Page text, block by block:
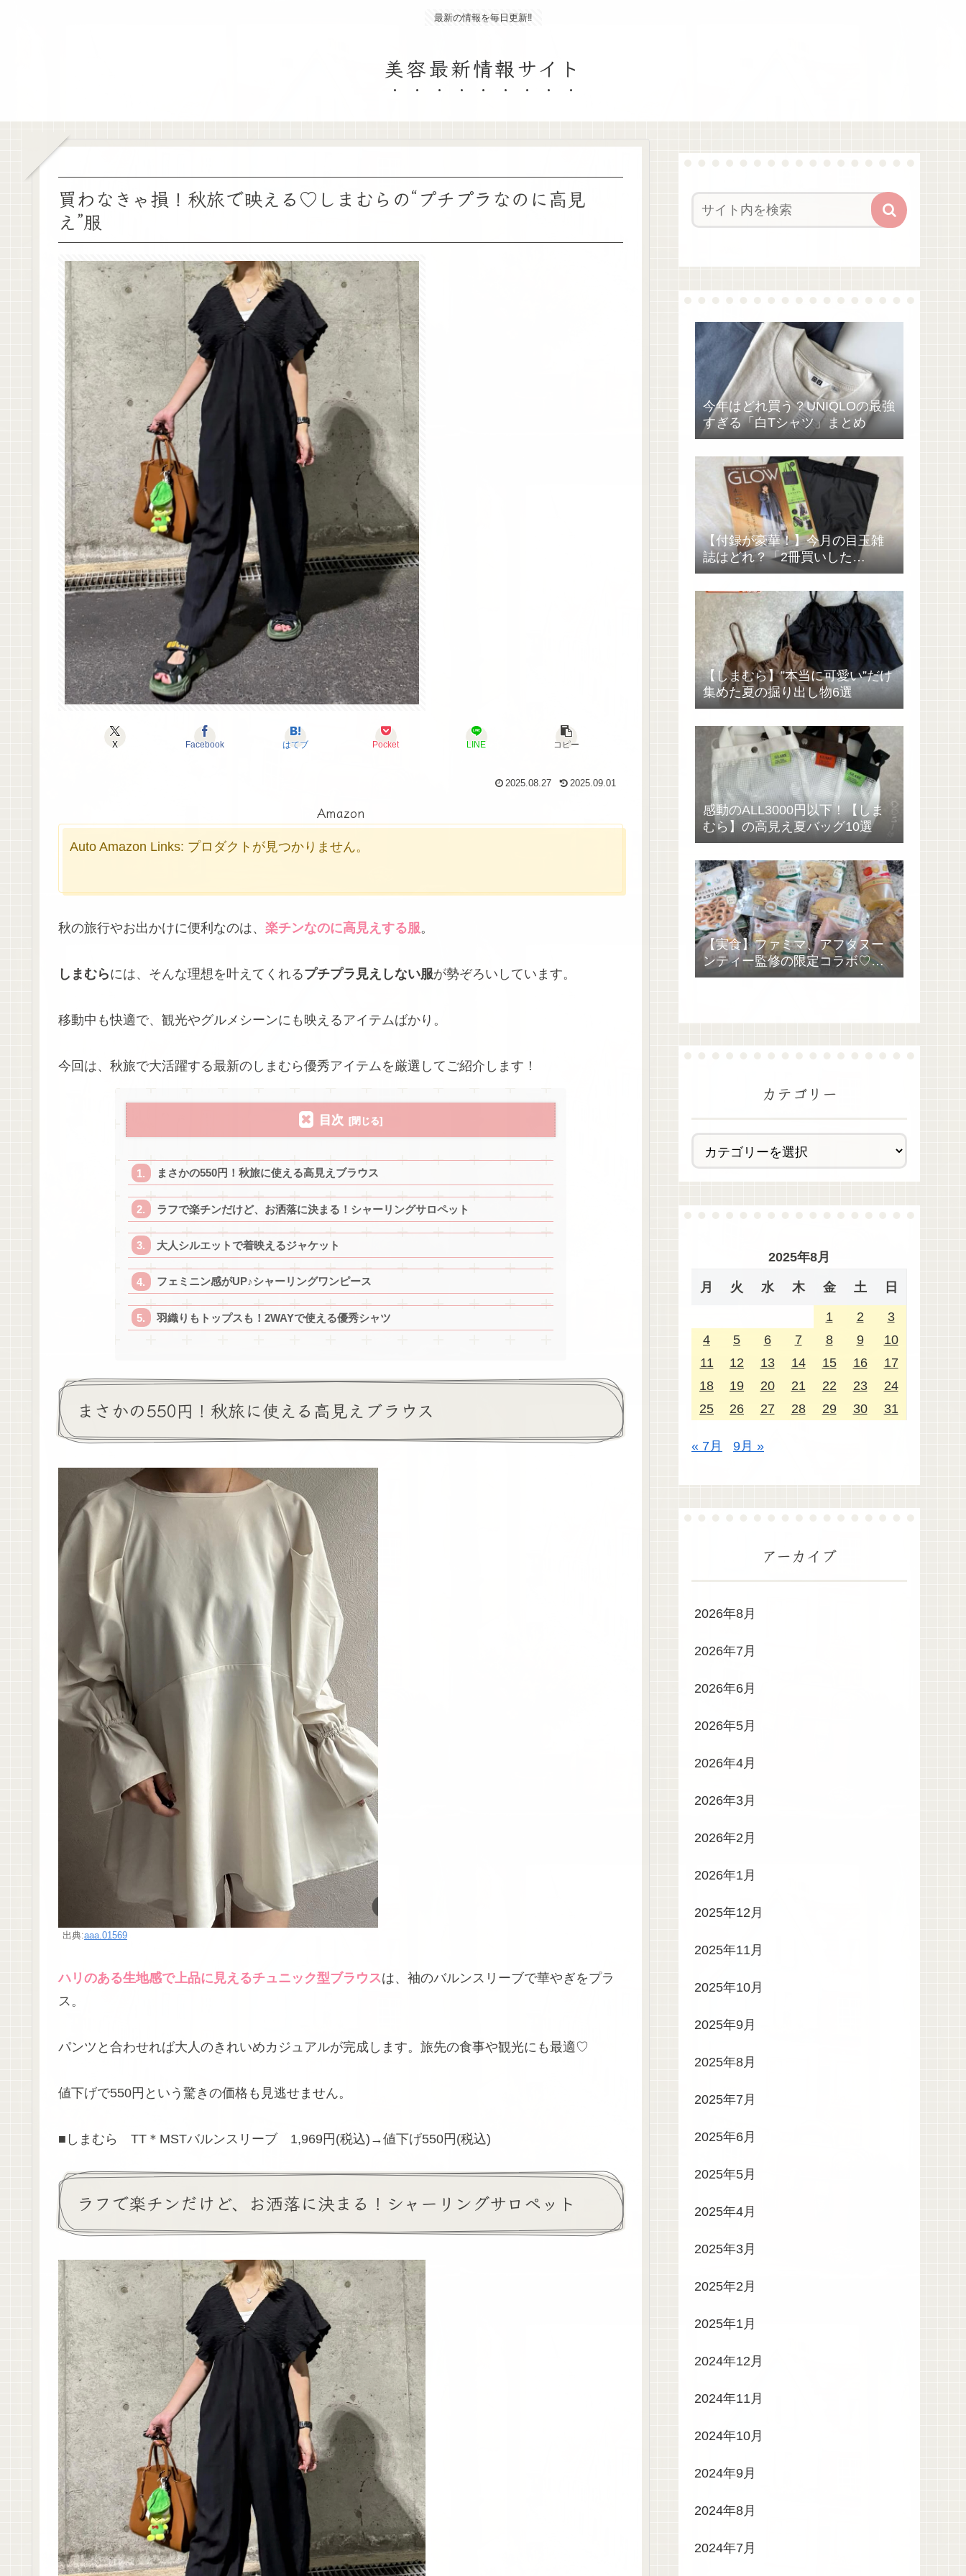
最新の情報を毎日更新‼
美容最新情報サイト
買わなきゃ損！秋旅で映える♡しまむらの“プチプラなのに高見
え”服
X Facebook はてブ Pocket LINE コピー
2025.08.27 2025.09.01
Amazon
Auto Amazon Links: プロダクトが見つかりません。
秋の旅行やお出かけに便利なのは、 楽チンなのに高見えする服。
しまむらには、そんな理想を叶えてくれるプチプラ見えしない服が勢ぞろいしています。
移動中も快適で、観光やグルメシーンにも映えるアイテムばかり。
今回は、秋旅で大活躍する最新のしまむら優秀アイテムを厳選してご紹介します！
目次
まさかの550円！秋旅に使える高見えブラウス
ラフで楽チンだけど、お洒落に決まる！シャーリングサロペット
大人シルエットで着映えるジャケット
フェミニン感がUP♪シャーリングワンピース
羽織りもトップスも！2WAYで使える優秀シャツ
まさかの550円！秋旅に使える高見えブラウス
出典:aaa.01569
ハリのある生地感で上品に見えるチュニック型ブラウスは、袖のバルンスリーブで華やぎをプラ
ス。
パンツと合わせれば大人のきれいめカジュアルが完成します。旅先の食事や観光にも最適♡
値下げで550円という驚きの価格も見逃せません。
■しまむら TT＊MSTバルンスリーブ 1,969円(税込)→値下げ550円(税込)
ラフで楽チンだけど、お洒落に決まる！シャーリングサロペット
今年はどれ買う？UNIQLOの最強
すぎる「白Tシャツ」まとめ
【付録が豪華！】今月の目玉雑
誌はどれ？「2冊買いした
い……」
【しまむら】”本当に可愛い”だけ
集めた夏の掘り出し物6選
感動のALL3000円以下！【しま
むら】の高見え夏バッグ10選
【実食】ファミマ、アフタヌー
ンティー監修の限定コラボ♡過
去最多全28種類が絶品過ぎた！
カテゴリー
2025年8月
月 火 水 木 金 土 日
1 2
3
4
5 6 7 8 9
10
11
12 13 14 15 16
17
18
19 20 21 22 23
24
25
26 27 28 29 30 31
« 7月 9月 »
アーカイブ
2026年8月
2026年7月
2026年6月
2026年5月
2026年4月
2026年3月
2026年2月
2026年1月
2025年12月
2025年11月
2025年10月
2025年9月
2025年8月
2025年7月
2025年6月
2025年5月
2025年4月
2025年3月
2025年2月
2025年1月
2024年12月
2024年11月
2024年10月
2024年9月
2024年8月
2024年7月